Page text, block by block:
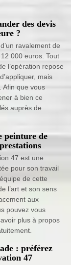
des devis
?
ravalement de
000 euros. Tout
l’opération repose
mais
Afin que vous
à bien ce
auprès de
peinture de
47 est une
pour son travail
de cette
l’art et son sens
aux
pouvez vous
plus à propos
: préférez
47